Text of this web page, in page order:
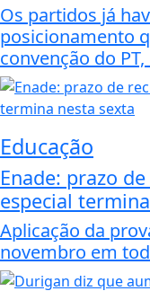
Os partidos já
posicionamento
convenção do
Educação
Enade: prazo
especial
Aplicação da
novembro em